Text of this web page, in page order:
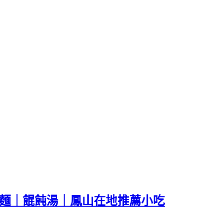
｜餛飩湯｜鳳山在地推薦小吃